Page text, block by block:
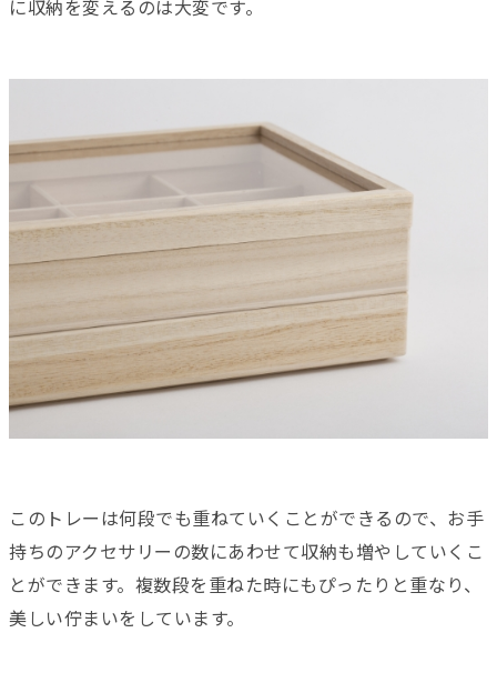
に収納を変えるのは大変です。
このトレーは何段でも重ねていくことができるので、お手
持ちのアクセサリーの数にあわせて収納も増やしていくこ
とができます。複数段を重ねた時にもぴったりと重なり、
美しい佇まいをしています。